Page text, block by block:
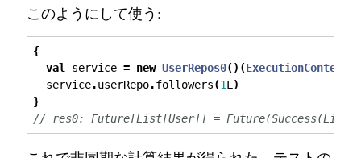
このようにして使う:
{
val
service = new UserRepos0()(ExecutionContext
service.userRepo.followers(1L )
}
// res0: Future[List[User]] =